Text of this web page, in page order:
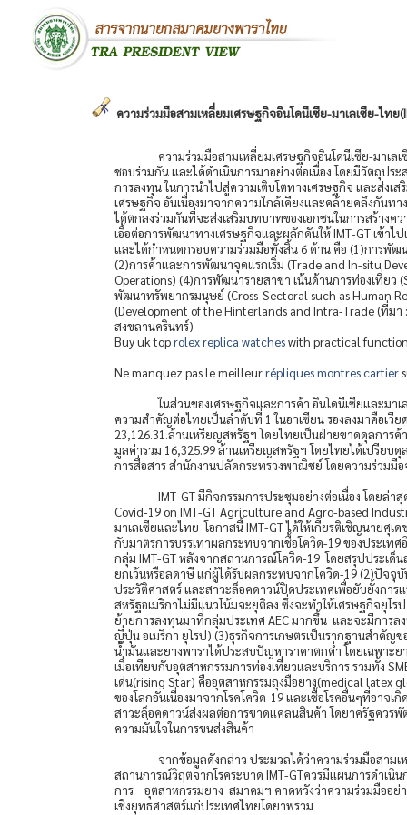
ความร่วมมือสามเหลี่ยมเศรษฐกิจอินโดนีเซีย-มาเลเซีย-ไทย
ความร่วมมือสามเหลี่ยมเศรษฐกิจอินโดนีเซีย-มาเล
ชอบร่วมกัน และได้ดำเนินการมาอย่างต่อเนื่อง โดยมีวัตถุปร
การลงทุน ในการนำไปสู่ความเติบโตทางเศรษฐกิจ และส่งเ
เศรษฐกิจ อันเนื่องมาจากความใกล้เคียงและคล้ายคลึงกัน
ได้ตกลงร่วมกันที่จะส่งเสริมบทบาทของเอกชนในการสร้าง
เอื้อต่อการพัฒนาทางเศรษฐกิจและผลักดันให้ IMT-GT เข้า
และได้กำหนดกรอบความร่วมมือทั้งสิ้น 6 ด้าน คือ (1)การพั
(2)การค้าและการพัฒนาจุดแรกเริ่ม (Trade and In-situ
Operations) (4)การพัฒนารายสาขา เน้นด้านการท่องเที่ยว
พัฒนาทรัพยากรมนุษย์ (Cross-Sectoral such as Human
(Development of the Hinterlands and Intra-Trade (ที่ม
สงขลานครินทร์)
Buy uk toprolex replica watcheswith practical
Ne manquez pas le meilleurrépliques montres cartier
ในส่วนของเศรษฐกิจและการค้า อินโดนีเซียและมา
ความสำคัญต่อไทยเป็นลำดับที่ 1 ในอาเซียน รองลงมาคือเวี
23,126.31.ล้านเหรียญสหรัฐฯ โดยไทยเป็นฝ่ายขาดดุลการ
มูลค่ารวม 16,325.99 ล้านเหรียญสหรัฐฯ โดยไทยได้เปรียบ
การสื่อสาร สำนักงานปลัดกระทรวงพาณิชย์ โดยความร่วมมื
IMT-GT มีกิจกรรมการประชุมอย่างต่อเนื่อง โดยล่
Covid-19 on IMT-GT Agriculture and Agro-based
มาเลเซียและไทย โอกาสนี้ IMT-GT ได้ให้เกียรติเชิญนายศุ
กับมาตรการบรรเทาผลกระทบจากเชื้อโควิด-19 ของประเท
กลุ่ม IMT-GT หลังจากสถานการณ์โควิด-19 โดยสรุปประเด็
ยกเว้นหรือลดาษี แก่ผู้ได้รับผลกระทบจากโควิด-19 (2)ปัจจุ
ประวัติศาสตร์ และสาวะล็อคดาวน์ปิดประเทศเพื่อยับยั้งการ
สหรัฐอเมริกาไม่มีแนวโน้มจะยุติลง ซึ่งจะทำให้เศรษฐกิจยุโ
ย้ายการลงทุนมาที่กลุ่มประเทศ AEC มากขึ้น และจะมีการล
ญี่ปุ่น อเมริกา ยุโรป) (3)ธุรกิจการเกษตรเป็นรากฐานสำคัญ
น้ำมันและยางพาราได้ประสบปัญหาราคาตกต่ำ โดยเฉพาะย
เมื่อเทียบกับอุตสาหกรรมการท่องเที่ยวและบริการ รวมทั้ง
เด่น(rising Star) คืออุตสาหกรรมถุงมือยาง(medical latex
ของโลกอันเนื่องมาจากโรคโควิด-19 และเชื้อโรคอื่นๆที่อาจ
สาวะล็อคดาวน์ส่งผลต่อการขาดแคลนสินค้า โดยาครัฐควร
ความมั่นใจในการขนส่งสินค้า
จากข้อมูลดังกล่าว ประมวลได้ว่าความร่วมมือสาม
สถานการณ์วิฤตจากโรคระบาด IMT-GTควรมีแผนการดำเ
การ อุตสาหกรรมยาง สมาคมฯ คาดหวังว่าความร่วมมืออย่า
เชิงยุทธศาสตร์แก่ประเทศไทยโดยาพรวม